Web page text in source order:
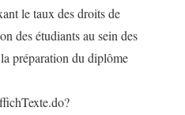
le taux des droits de
des étudiants au sein des
préparation du diplôme